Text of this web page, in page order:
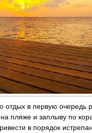
отдых в первую
пляже и заплыву по
в порядок